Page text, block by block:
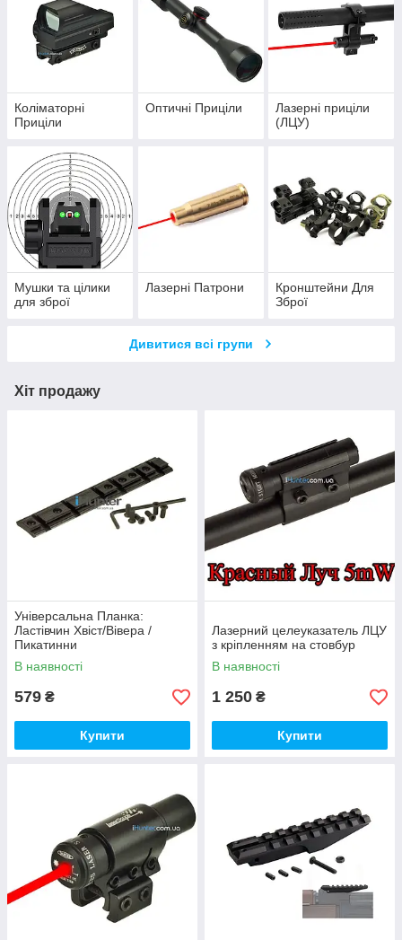
Коліматорні
Приціли
Оптичні Приціли
Лазерні приціли
(ЛЦУ)
Мушки та цілики
для зброї
Лазерні Патрони
Кронштейни Для
Зброї
Дивитися всі групи
Хіт продажу
Універсальна Планка:
Ластівчин Хвіст/Вівера /
Пикатинни
В наявності
579 ₴
Купити
Лазерний целеуказатель ЛЦУ
з кріпленням на стовбур
В наявності
1 250 ₴
Купити